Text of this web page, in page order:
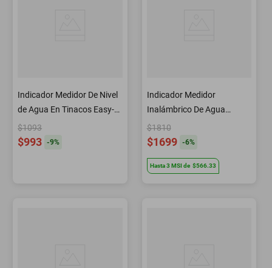
Indicador Medidor De Nivel
de Agua En Tinacos Easy-
water
$1093
$993 -9%
Indicador Medidor
Inalámbrico De Agua
Tinaco O Cisterna Por
Radiofrecuencia Alcance De
$1810
$1699 -6%
Hasta3 MSIde $566.33